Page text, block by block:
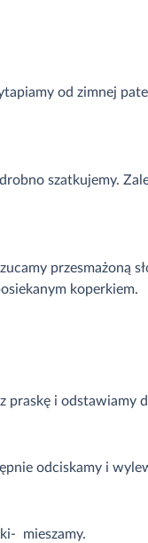
od zimnej
szatkujemy.
przesmażoną
koperkiem.
praskę i odstawiamy
odciskamy i
mieszamy.